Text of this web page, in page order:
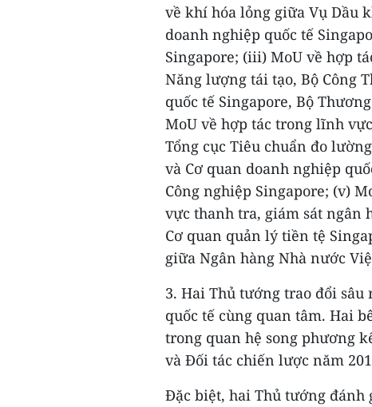
về khí hóa lỏng giữa Vụ Dầu
doanh nghiệp quốc tế
Singapore; (iii) MoU về hợp
Năng lượng tái tạo, Bộ Công
quốc tế Singapore, Bộ
MoU về hợp tác trong lĩnh
Tổng cục Tiêu chuẩn đo
và Cơ quan doanh nghiệp
Công nghiệp Singapore; (v)
vực thanh tra, giám sát ngân
Cơ quan quản lý tiền tệ
giữa Ngân hàng Nhà nước
3. Hai Thủ tướng trao đổi
quốc tế cùng quan tâm. Hai
trong quan hệ song phương
và Đối tác chiến lược năm
Đặc biệt, hai Thủ tướng đánh